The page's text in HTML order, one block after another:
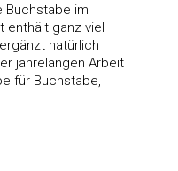
Buchstabe im
enthält ganz viel
natürlich
jahrelangen Arbeit
für Buchstabe,